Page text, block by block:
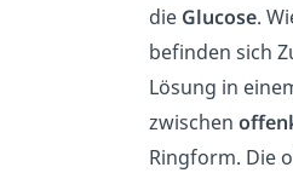
die Glucose.
befinden sich
Lösung in
zwischen
Ringform. Die